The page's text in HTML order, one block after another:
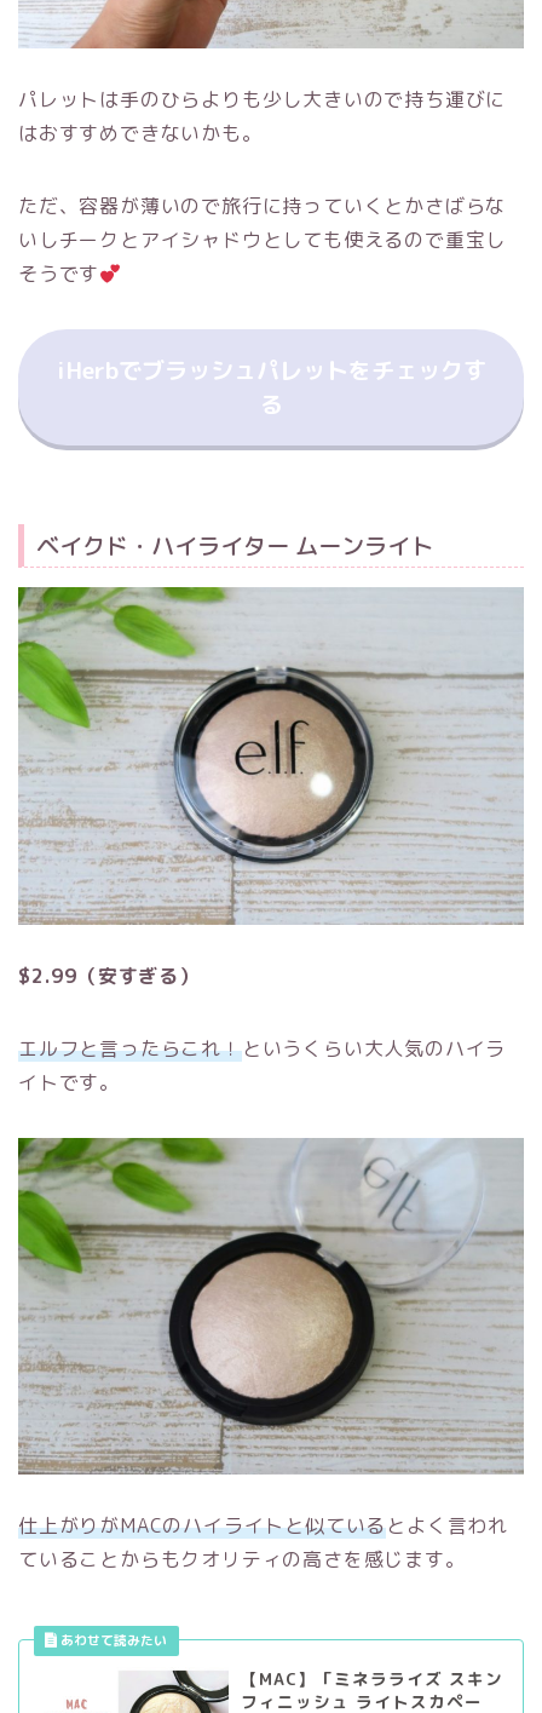
パレットは手のひらよりも少し大きいので持ち運びに
はおすすめできないかも。
ただ、容器が薄いので旅行に持っていくとかさばらな
いしチークとアイシャドウとしても使えるので重宝し
そうです
iHerbでブラッシュパレットをチェックす
る
ベイクド・ハイライター ムーンライト
$2.99 （安すぎる）
エルフと言ったらこれ！というくらい大人気のハイラ
イトです。
仕上がりがMACのハイライトと似ているとよく言われ
ていることからもクオリティの高さを感じます。
【MAC】「ミネラライズ スキン
フィニッシュ ライトスカペー